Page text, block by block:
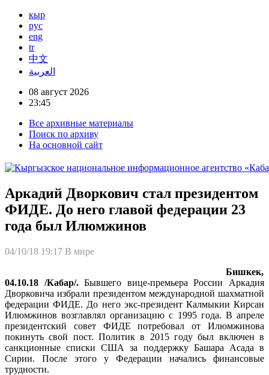
кыр
рус
eng
tr
中文
العربية
08 август 2026
23:45
Все архивные материалы
Поиск по архиву
На основной сайт
Аркадий Дворкович стал президентом
ФИДЕ. До него главой федерации 23
года был Илюмжинов
04/10/18 19:17 В мире
Бишкек,
04.10.18 /Кабар/.Бывшего вице-премьера России Аркадия
Дворковича избрали президентом международной шахматной
федерации ФИДЕ. До него экс-президент Калмыкии Кирсан
Илюмжинов возглавлял организацию с 1995 года. В апреле
президентский совет ФИДЕ потребовал от Илюмжинова
покинуть свой пост. Политик в 2015 году был включен в
санкционные списки США за поддержку Башара Асада в
Сирии. После этого у Федерации начались финансовые
трудности.